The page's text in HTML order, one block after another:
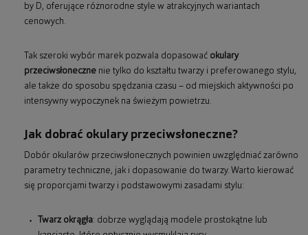
by D, oferujące różnorodne style w atrakcyjnych wariantach
cenowych.
Tak szeroki wybór marek pozwala dopasować okulary
przeciwsłoneczne nie tylko do kształtu twarzy i preferowanego stylu,
ale także do sposobu spędzania czasu – od miejskich aktywności po
intensywny wypoczynek na świeżym powietrzu.
Jak dobrać okulary przeciwsłoneczne?
Dobór okularów przeciwsłonecznych powinien uwzględniać zarówno
parametry techniczne, jak i dopasowanie do twarzy. Warto kierować
się proporcjami twarzy i podstawowymi zasadami stylu:
Twarz okrągła: dobrze wyglądają modele prostokątne lub